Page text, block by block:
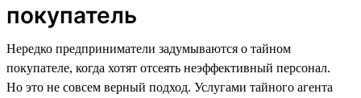
покупатель
Нередко предприниматели задумываются о тайном
покупателе, когда хотят отсеять неэффективный персонал.
Но это не совсем верный подход. Услугами тайного агента